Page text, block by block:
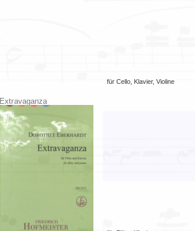
für Cello Klavier, Violine
Extravaganza